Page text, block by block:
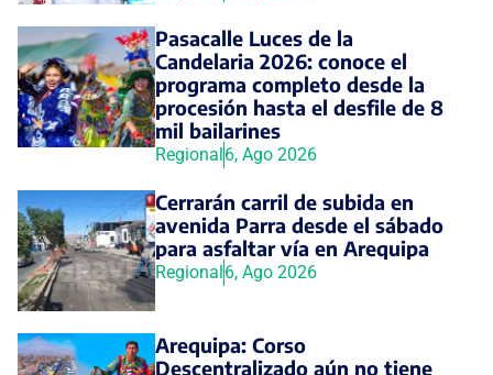
Pasacalle Luces de la
Candelaria 2026: conoce el
programa completo desde la
procesión hasta el desfile de 8
mil bailarines
Regional6, Ago 2026
Cerrarán carril de subida en
avenida Parra desde el sábado
para asfaltar vía en Arequipa
Regional6, Ago 2026
Arequipa: Corso
Descentralizado aún no tiene